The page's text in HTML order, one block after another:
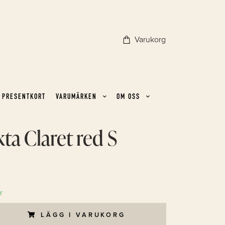
Varukorg
PRESENTKORT VARUMÄRKEN OM OSS
Claret red S
LÄGG I VARUKORG